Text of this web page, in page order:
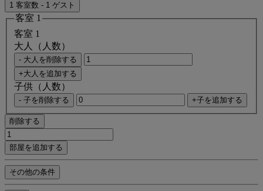
1 客室数 - 1 ゲスト
客室 1
客室 1
大人（人数）
- 大人を削除する
+大人を追加する
子供（人数）
- 子を削除する +子を追加する
削除する
部屋を追加する
その他の条件